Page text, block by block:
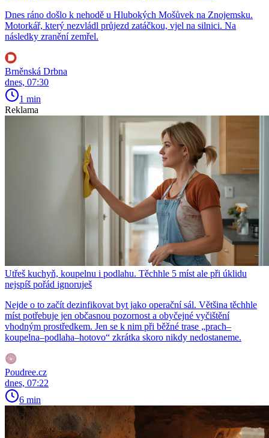
Dnes ráno došlo k nehodě u Hlubokých Mošůvek na Znojemsku.
Motorkář, který nezvládl průjezd zatáčkou, vjel na silnici. Na
následky zranění zemřel.
Brněnská Drbna
dnes, 07:30
1 min
Reklama
Utřeš kuchyň, koupelnu i podlahu. Těchhle 5 míst ale při úklidu
nejspíš pořád ignoruješ
Nejde o to začít dezinfikovat byt jako operační sál. Většina těchhle
míst potřebuje jen občasnou pozornost a obyčejné vyčištění
vhodným prostředkem. Jen se k nim při běžné trase „prach–
koupelna–podlaha–hotovo“ zkrátka skoro nikdy nedostaneme.
Poudree.cz
dnes, 07:22
6 min